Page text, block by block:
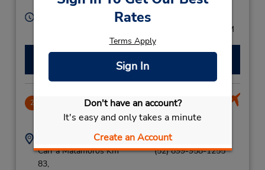
Rates
Terms Apply
Sign In
Don't have an account?
It's easy and only takes a minute
Create an Account
Mexico
Heures d'exploitation :
Mon - Fri 8:00 AM - 8:00 PM; Sat 8:00 AM - 3:00 PM
Faire une réservation
2 Reynosa Lucio Blanco Intl APO
2.41 mille
Adresse :
Carr a Matamoros Km
83,
Téléphone :
(52) 899-958-1255